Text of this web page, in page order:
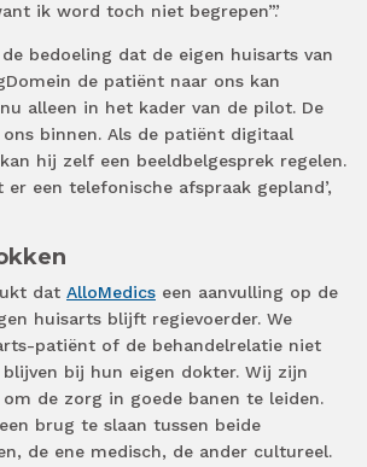
ik word toch niet begrepen”.’
bedoeling dat de eigen huisarts van
de patiënt naar ons kan
alleen in het kader van de pilot. De
binnen. Als de patiënt digitaal
hij zelf een beeldbelgesprek regelen.
een telefonische afspraak gepland’,
dat AlloMedics een aanvulling op de
huisarts blijft regievoerder. We
patiënt of de behandelrelatie niet
blijven bij hun eigen dokter. Wij zijn
de zorg in goede banen te leiden.
brug te slaan tussen beide
de ene medisch, de ander cultureel.